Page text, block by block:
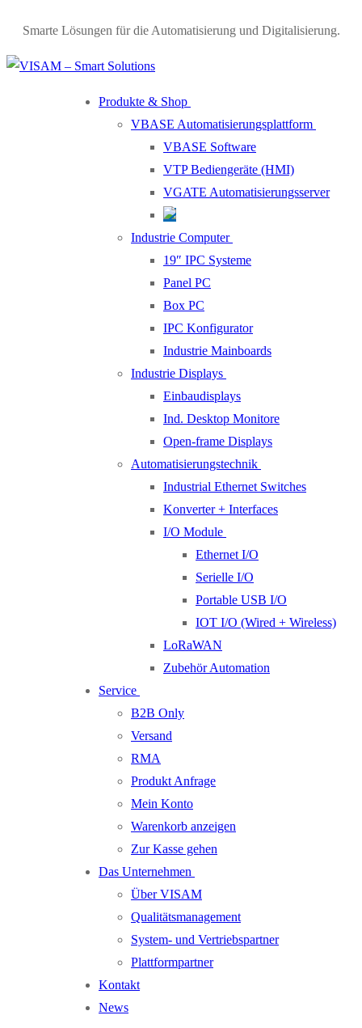
content
Smarte Lösungen für die Automatisierung und Digitalisierung.
Produkte & Shop
VBASE Automatisierungsplattform
VBASE Software
VTP Bediengeräte (HMI)
VGATE Automatisierungsserver
Industrie Computer
19″ IPC Systeme
Panel PC
Box PC
IPC Konfigurator
Industrie Mainboards
Industrie Displays
Einbaudisplays
Ind. Desktop Monitore
Open-frame Displays
Automatisierungstechnik
Industrial Ethernet Switches
Konverter + Interfaces
I/O Module
Ethernet I/O
Serielle I/O
Portable USB I/O
IOT I/O (Wired + Wireless)
LoRaWAN
Zubehör Automation
Service
B2B Only
Versand
RMA
Produkt Anfrage
Mein Konto
Warenkorb anzeigen
Zur Kasse gehen
Das Unternehmen
Über VISAM
Qualitätsmanagement
System- und Vertriebspartner
Plattformpartner
Kontakt
News